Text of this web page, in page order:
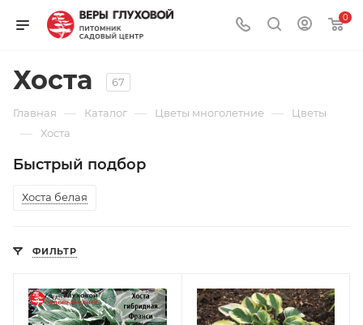
0
Хоста 67
Главная — Каталог — Цветы многолетние — Цветы
— Хоста
Быстрый подбор
Хоста белая
ФИЛЬТР